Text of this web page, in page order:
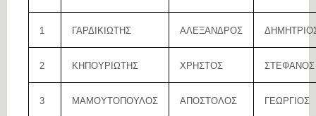
1 ΓΑΡΔΙΚΙΩΤΗΣ ΑΛΕΞΑΝΔΡΟΣ
2 ΚΗΠΟΥΡΙΩΤΗΣ ΧΡΗΣΤΟΣ ΣΤΕΦΑΝΟΣ
3 ΜΑΜΟΥΤΟΠΟΥΛΟΣ ΑΠΟΣΤΟΛΟΣ ΓΕΩΡΓΙΟΣ